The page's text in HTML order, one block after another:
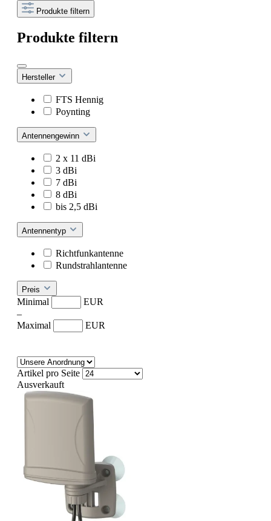
Produkte filtern
Produkte filtern
Hersteller
FTS Hennig
Poynting
Antennengewinn
2 x 11 dBi
3 dBi
7 dBi
8 dBi
bis 2,5 dBi
Antennentyp
Richtfunkantenne
Rundstrahlantenne
Preis
Minimal
EUR
–
Maximal
EUR
Artikel pro Seite
Ausverkauft